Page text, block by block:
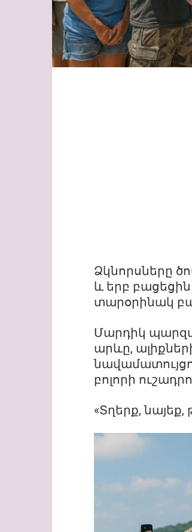
Ձկնորսները
և երբ
տարօրինակ
Մարդիկ
արևը,
բոլորի
«Տղերք, նայեք,